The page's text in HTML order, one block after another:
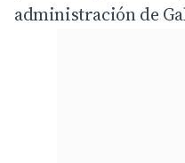
administración de